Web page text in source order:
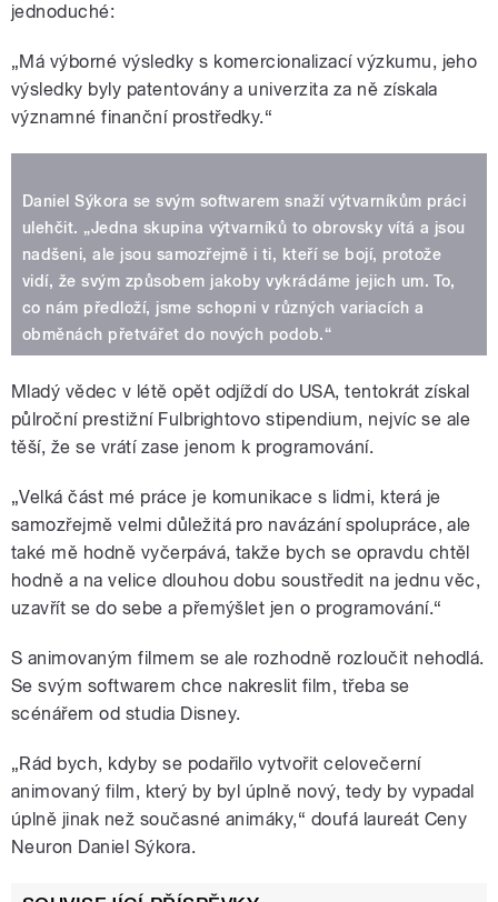
jednoduché:
„Má výborné výsledky s komercionalizací výzkumu, jeho
výsledky byly patentovány a univerzita za ně získala
významné finanční prostředky.“
Daniel Sýkora se svým softwarem snaží výtvarníkům práci
ulehčit. „Jedna skupina výtvarníků to obrovsky vítá a jsou
nadšeni, ale jsou samozřejmě i ti, kteří se bojí, protože
vidí, že svým způsobem jakoby vykrádáme jejich um. To,
co nám předloží, jsme schopni v různých variacích a
obměnách přetvářet do nových podob.“
Mladý vědec v létě opět odjíždí do USA, tentokrát získal
půlroční prestižní Fulbrightovo stipendium, nejvíc se ale
těší, že se vrátí zase jenom k programování.
„Velká část mé práce je komunikace s lidmi, která je
samozřejmě velmi důležitá pro navázání spolupráce, ale
také mě hodně vyčerpává, takže bych se opravdu chtěl
hodně a na velice dlouhou dobu soustředit na jednu věc,
uzavřít se do sebe a přemýšlet jen o programování.“
S animovaným filmem se ale rozhodně rozloučit nehodlá.
Se svým softwarem chce nakreslit film, třeba se
scénářem od studia Disney.
„Rád bych, kdyby se podařilo vytvořit celovečerní
animovaný film, který by byl úplně nový, tedy by vypadal
úplně jinak než současné animáky,“ doufá laureát Ceny
Neuron Daniel Sýkora.